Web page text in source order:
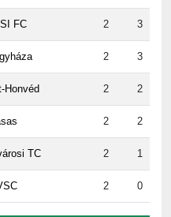
2 3
Honvéd 2 2
2 2
TC 2 1
2 0